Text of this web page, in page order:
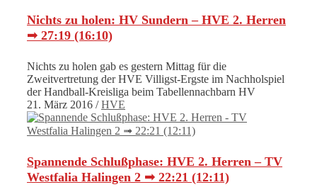
Nichts zu holen: HV Sundern – HVE 2. Herren
➟ 27:19 (16:10)
Nichts zu holen gab es gestern Mittag für die
Zweitvertretung der HVE Villigst-Ergste im Nachholspiel
der Handball-Kreisliga beim Tabellennachbarn HV
21. März 2016 /HVE
Spannende Schlußphase: HVE 2. Herren – TV
Westfalia Halingen 2 ➟ 22:21 (12:11)